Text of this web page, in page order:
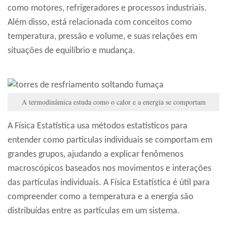
como motores, refrigeradores e processos industriais.
Além disso, está relacionada com conceitos como
temperatura, pressão e volume, e suas relações em
situações de equilíbrio e mudança.
A termodinâmica estuda como o calor e a energia se comportam
A Física Estatística usa métodos estatísticos para
entender como partículas individuais se comportam em
grandes grupos, ajudando a explicar fenômenos
macroscópicos baseados nos movimentos e interações
das partículas individuais. A Física Estatística é útil para
compreender como a temperatura e a energia são
distribuídas entre as partículas em um sistema.